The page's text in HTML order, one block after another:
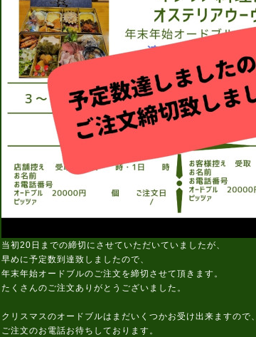
当初20日までの締切にさせていただいていましたが、
早めに予定数到達致しましたので、
年末年始オードブルのご注文を締切させて頂きます。
たくさんのご注文ありがとうございました。
クリスマスのオードブルはまだいくつかお受け出来ますので、
ご注文のお電話お待ちしております。